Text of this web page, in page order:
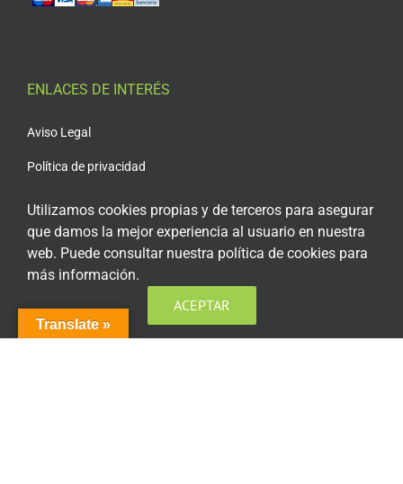
ENLACES DE INTERÉS
Aviso Legal
Política de privacidad
Política de cookies
Condiciones generales de contratación
Acceso plataforma de teleformación
Translate »
Utilizamos cookies propias y de terceros para asegurar
que damos la mejor experiencia al usuario en nuestra
web. Puede consultar nuestra política de cookies para
más información.
ACEPTAR